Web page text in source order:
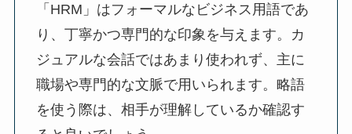
「HRM」はフォーマルなビジネス用語であ
り、丁寧かつ専門的な印象を与えます。カ
ジュアルな会話ではあまり使われず、主に
職場や専門的な文脈で用いられます。略語
を使う際は、相手が理解しているか確認す